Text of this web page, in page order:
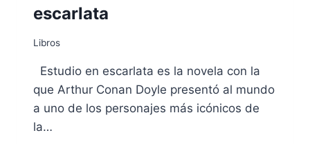
escarlata
Libros
Estudio en escarlata es la novela con la
que Arthur Conan Doyle presentó al mundo
a uno de los personajes más icónicos de
la…